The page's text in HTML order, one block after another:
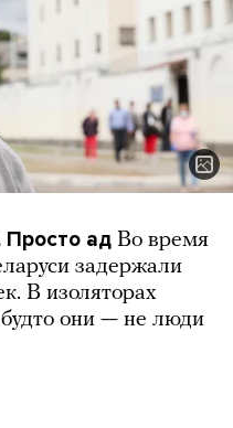
Просто ад Во время
задержали
В изоляторах
они — не люди